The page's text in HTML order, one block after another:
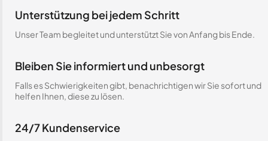
Unterstützung bei jedem Schritt
Unser Team begleitet und unterstützt Sie von Anfang bis Ende.
Bleiben Sie informiert und unbesorgt
Falls es Schwierigkeiten gibt, benachrichtigen wir Sie sofort und
helfen Ihnen, diese zu lösen.
24/7 Kundenservice